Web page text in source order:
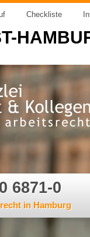
Checkliste
6871-0
in Hamburg